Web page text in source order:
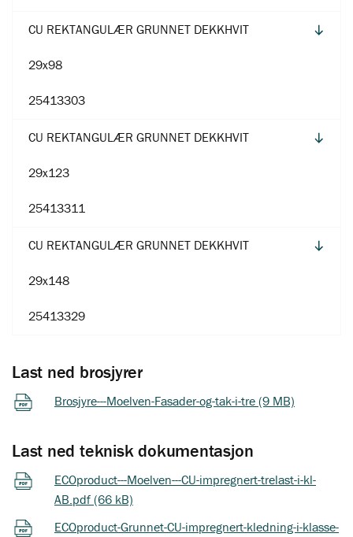
CU REKTANGULÆR GRUNNET DEKKHVIT
29x98
25413303
CU REKTANGULÆR GRUNNET DEKKHVIT
29x123
25413311
CU REKTANGULÆR GRUNNET DEKKHVIT
29x148
25413329
Last ned brosjyrer
Brosjyre---Moelven-Fasader-og-tak-i-tre (9 MB)
Last ned teknisk dokumentasjon
ECOproduct---Moelven---CU-impregnert-trelast-i-kl-
AB.pdf (66 kB)
ECOproduct-Grunnet-CU-impregnert-kledning-i-klasse-